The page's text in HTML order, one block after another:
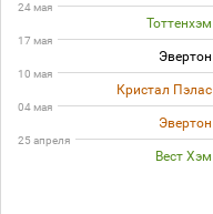
24 мая
Тоттенхэм
17 мая
Эвертон
10 мая
Кристал Пэлас
04 мая
Эвертон
25 апреля
Вест Хэм